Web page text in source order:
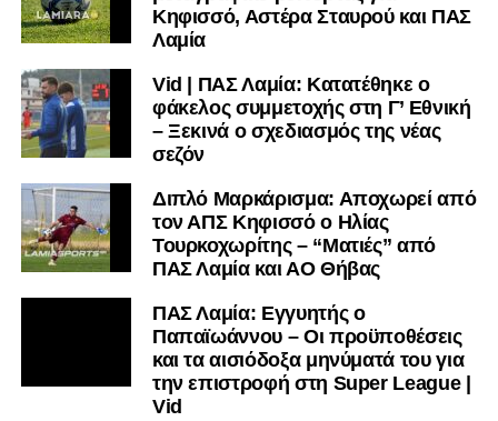
Κηφισσό, Αστέρα Σταυρού και ΠΑΣ
Λαμία
Vid | ΠΑΣ Λαμία: Κατατέθηκε ο
φάκελος συμμετοχής στη Γ’ Εθνική
– Ξεκινά ο σχεδιασμός της νέας
σεζόν
Διπλό Μαρκάρισμα: Αποχωρεί από
τον ΑΠΣ Κηφισσό ο Ηλίας
Τουρκοχωρίτης – “Ματιές” από
ΠΑΣ Λαμία και ΑΟ Θήβας
ΠΑΣ Λαμία: Εγγυητής ο
Παπαϊωάννου – Οι προϋποθέσεις
και τα αισιόδοξα μηνύματά του για
την επιστροφή στη Super League |
Vid